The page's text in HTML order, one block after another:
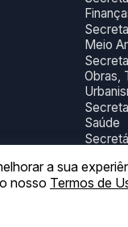
Meio
Obras,
Saúde
Cultura
a sua
nosso Termos de